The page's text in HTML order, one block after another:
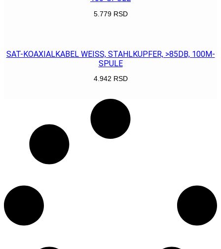
5.779 RSD
SAT-KOAXIALKABEL WEISS, STAHLKUPFER, >85DB, 100M-
SPULE
4.942 RSD